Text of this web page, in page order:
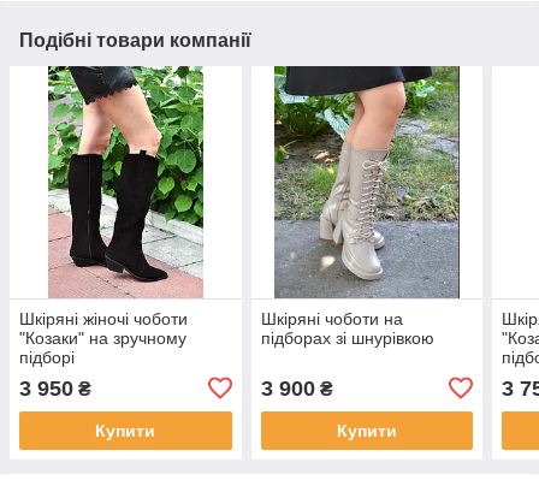
Подібні товари компанії
Шкіряні жіночі чоботи
"Козаки" на зручному
підборі
3 950 ₴
Купити
Шкіряні чоботи на
підборах зі шнурівкою
3 900₴
Купити
3